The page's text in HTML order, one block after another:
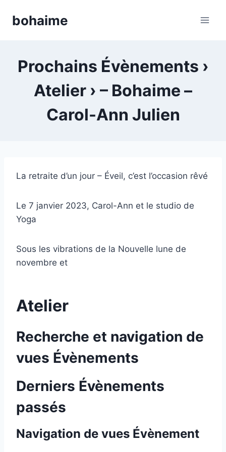
bohaime
Prochains Évènements ›
Atelier › – Bohaime –
Carol-Ann Julien
La retraite d’un jour – Éveil, c’est l’occasion rêvé
Le 7 janvier 2023, Carol-Ann et le studio de
Yoga
Sous les vibrations de la Nouvelle lune de
novembre et
Atelier
Recherche et navigation de
vues Évènements
Derniers Évènements
passés
Navigation de vues Évènement